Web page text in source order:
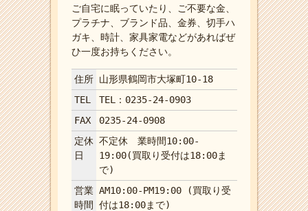
ご自宅に眠っていたり、ご不要な金、
プラチナ、ブランド品、金券、切手ハ
ガキ、時計、家具家電などがあればぜ
ひ一度お持ちください。
住所 山形県鶴岡市大塚町10-18
TEL
TEL：0235-24-0903
FAX
0235-24-0908
定休
日
不定休 業時間10:00-
19:00(買取り受付は18:00ま
で)
営業
時間
AM10:00-PM19:00 (買取り受
付は18:00まで)